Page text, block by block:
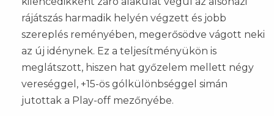
rájátszás harmadik helyén végzett és jobb
szereplés reményében, megerősödve vágott neki
az új idénynek. Ez a teljesítményükön is
meglátszott, hiszen hat győzelem mellett négy
vereséggel, +15-ös gólkülönbséggel simán
jutottak a Play-off mezőnyébe.